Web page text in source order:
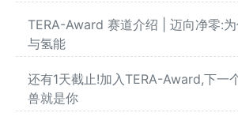
TERA-Award 赛道介绍 | 迈向净零:
与氢能
还有1天截止!加入TERA-Award,下一
兽就是你